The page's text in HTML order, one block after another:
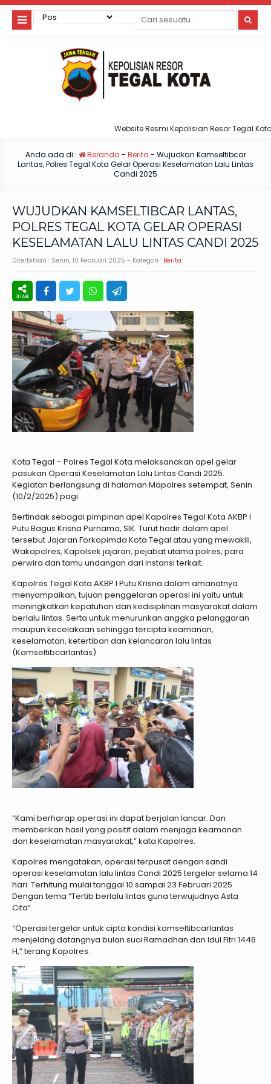
Website Resmi Kepolisian Resor Tegal Kota
Anda ada di : Beranda - Berita - Wujudkan Kamseltibcar
Lantas, Polres Tegal Kota Gelar Operasi Keselamatan Lalu Lintas
Candi 2025
WUJUDKAN KAMSELTIBCAR LANTAS,
POLRES TEGAL KOTA GELAR OPERASI
KESELAMATAN LALU LINTAS CANDI 2025
Diterbitkan : Senin, 10 Februari 2025 - Kategori : Berita
Kota Tegal – Polres Tegal Kota melaksanakan apel gelar
pasukan Operasi Keselamatan Lalu Lintas Candi 2025.
Kegiatan berlangsung di halaman Mapolres setempat, Senin
(10/2/2025) pagi.
Bertindak sebagai pimpinan apel Kapolres Tegal Kota AKBP I
Putu Bagus Krisna Purnama, SIK. Turut hadir dalam apel
tersebut Jajaran Forkopimda Kota Tegal atau yang mewakili,
Wakapolres, Kapolsek jajaran, pejabat utama polres, para
perwira dan tamu undangan dari instansi terkait.
Kapolres Tegal Kota AKBP I Putu Krisna dalam amanatnya
menyampaikan, tujuan penggelaran operasi ini yaitu untuk
meningkatkan kepatuhan dan kedisiplinan masyarakat dalam
berlalu lintas. Serta untuk menurunkan anggka pelanggaran
maupun kecelakaan sehingga tercipta keamanan,
keselamatan, ketertiban dan kelancaran lalu lintas
(Kamseltibcarlantas).
“Kami berharap operasi ini dapat berjalan lancar. Dan
memberikan hasil yang positif dalam menjaga keamanan
dan keselamatan masyarakat,” kata Kapolres.
Kapolres mengatakan, operasi terpusat dengan sandi
operasi keselamatan lalu lintas Candi 2025 tergelar selama 14
hari. Terhitung mulai tanggal 10 sampai 23 Februari 2025.
Dengan tema “Tertib berlalu lintas guna terwujudnya Asta
Cita”.
“Operasi tergelar untuk cipta kondisi kamseltibcarlantas
menjelang datangnya bulan suci Ramadhan dan Idul Fitri 1446
H,” terang Kapolres.